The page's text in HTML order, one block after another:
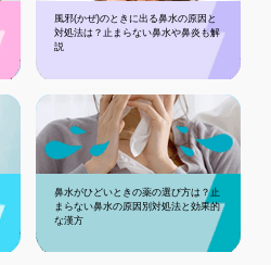
風邪(かぜ)のときに出る鼻水の原因と
対処法は？止まらない鼻水や鼻炎も解
説
鼻水がひどいときの薬の選び方は？止
まらない鼻水の原因別対処法と効果的
な漢方